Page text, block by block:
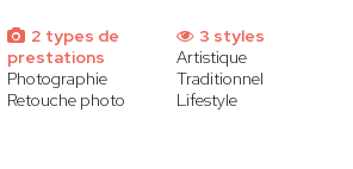
2 types de
prestations
Photographie
Retouche photo
3 styles
Artistique
Traditionnel
Lifestyle